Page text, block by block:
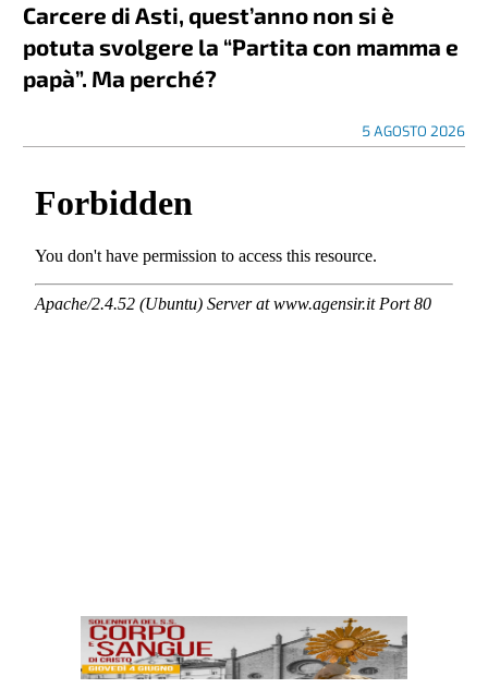
Carcere di Asti, quest’anno non si è
potuta svolgere la “Partita con mamma e
papà”. Ma perché?
5 AGOSTO 2026